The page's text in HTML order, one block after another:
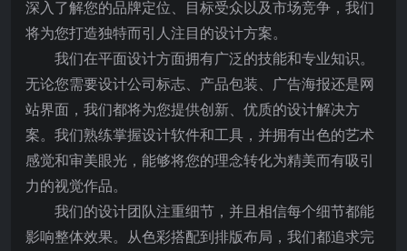
深入了解您的品牌定位、目标受众以及市场竞争，我们
将为您打造独特而引人注目的设计方案。
我们在平面设计方面拥有广泛的技能和专业知识。
无论您需要设计公司标志、产品包装、广告海报还是网
站界面，我们都将为您提供创新、优质的设计解决方
案。我们熟练掌握设计软件和工具，并拥有出色的艺术
感觉和审美眼光，能够将您的理念转化为精美而有吸引
力的视觉作品。
我们的设计团队注重细节，并且相信每个细节都能
影响整体效果。从色彩搭配到排版布局，我们都追求完